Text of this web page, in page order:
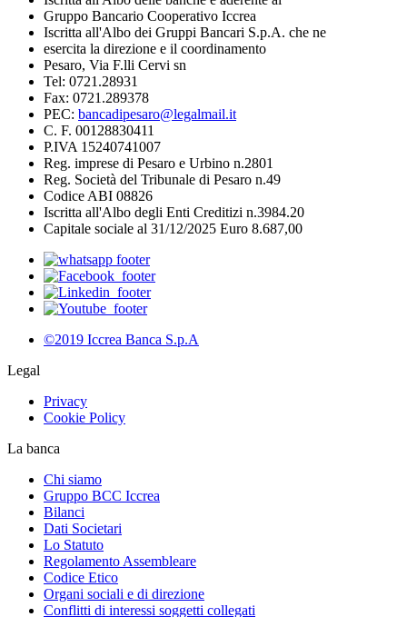
Gruppo Bancario Cooperativo Iccrea
Iscritta all'Albo dei Gruppi Bancari S.p.A. che ne
esercita la direzione e il coordinamento
Pesaro, Via F.lli Cervi sn
Tel: 0721.28931
Fax: 0721.289378
PEC: bancadipesaro@legalmail.it
C. F. 00128830411
P.IVA 15240741007
Reg. imprese di Pesaro e Urbino n.2801
Reg. Società del Tribunale di Pesaro n.49
Codice ABI 08826
Iscritta all'Albo degli Enti Creditizi n.3984.20
Capitale sociale al 31/12/2025 Euro 8.687,00
©2019 Iccrea Banca S.p.A
Legal
Privacy
Cookie Policy
La banca
Chi siamo
Gruppo BCC Iccrea
Bilanci
Dati Societari
Lo Statuto
Regolamento Assembleare
Codice Etico
Organi sociali e di direzione
Conflitti di interessi soggetti collegati